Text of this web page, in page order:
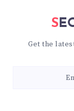
Get the